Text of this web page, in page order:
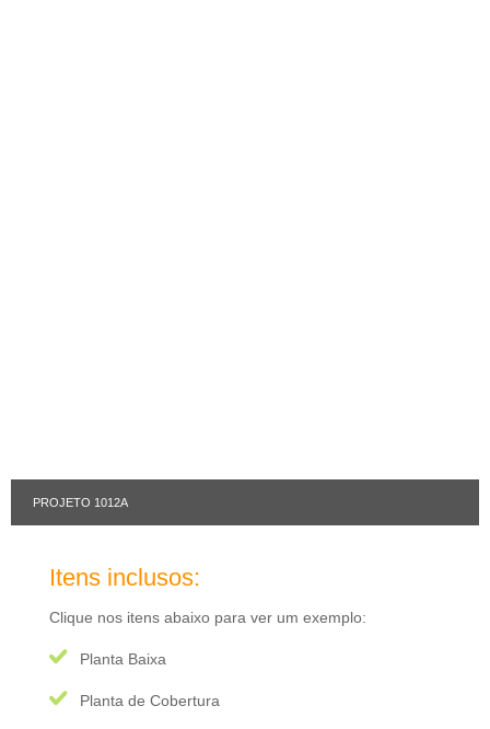
PROJETO 1012A
Itens inclusos:
Clique nos itens abaixo para ver um exemplo:
Planta Baixa
Planta de Cobertura